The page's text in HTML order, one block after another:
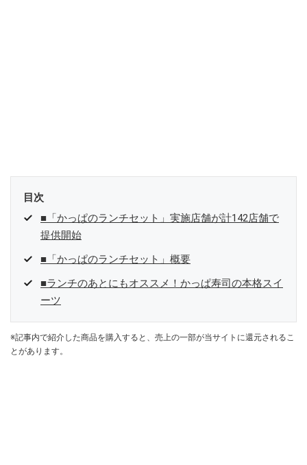
目次
■「かっぱのランチセット」実施店舗が計142店舗で
提供開始
■「かっぱのランチセット」概要
■ランチのあとにもオススメ！かっぱ寿司の本格スイ
ーツ
※記事内で紹介した商品を購入すると、売上の一部が当サイトに還元されるこ
とがあります。